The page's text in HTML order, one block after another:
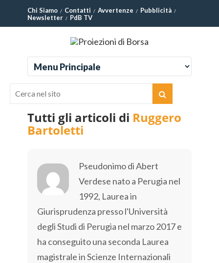
Chi Siamo Contatti Avvertenze
Pubblicità
Newsletter
PdB TV
Tutti gli articoli di Ruggero
Bartoletti
Pseudonimo di Abert
Verdese nato a Perugia nel
1992, Laurea in
Giurisprudenza presso l'Università
degli Studi di Perugia nel marzo 2017 e
ha conseguito una seconda Laurea
magistrale in Scienze Internazionali